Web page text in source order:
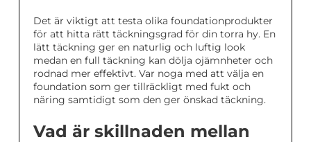
Det är viktigt att testa olika foundationprodukter
för att hitta rätt täckningsgrad för din torra hy. En
lätt täckning ger en naturlig och luftig look
medan en full täckning kan dölja ojämnheter och
rodnad mer effektivt. Var noga med att välja en
foundation som ger tillräckligt med fukt och
näring samtidigt som den ger önskad täckning.
Vad är skillnaden mellan